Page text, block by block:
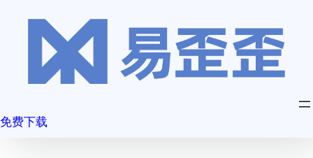
免费下载